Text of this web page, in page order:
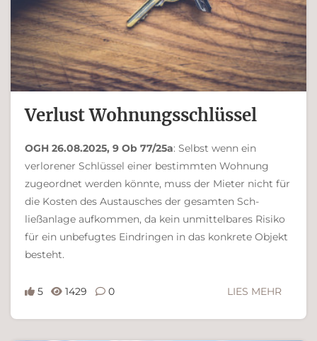
Verlust Wohnungsschlüssel
OGH 26.08.2025, 9 Ob 77/25a: Selbst wenn ein
verlorener Schlüssel einer bestimmten Wohnung
zugeordnet werden könnte, muss der Mieter nicht für
die Ko­sten des Austausches der gesamten Sch­
ließanlage aufkommen, da kein unmittelbares Risiko
für ein unbefugtes Eindringen in das konkrete Objekt
besteht.
5 1429 0 LIES MEHR